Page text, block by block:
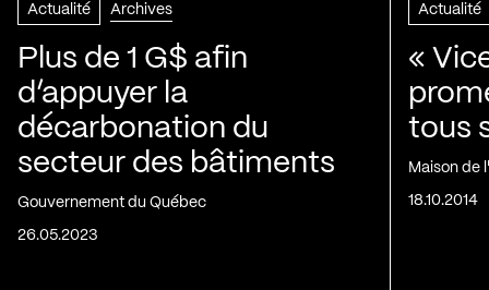
Actualité Archives
Plus de 1 G$ afin
d’appuyer la
décarbonation du
secteur des bâtiments
Gouvernement du Québec
26.05.2023
Actualité
«
tous
Maison de
18.10.2014